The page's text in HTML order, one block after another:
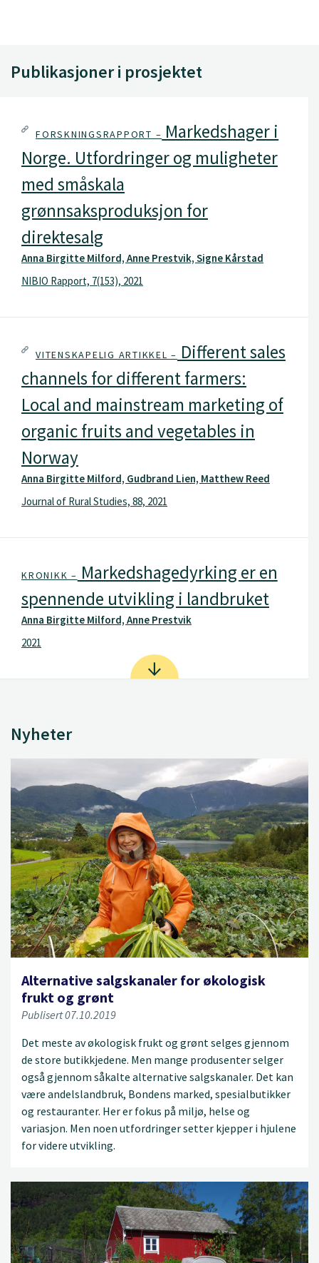
Publikasjoner i prosjektet
FORSKNINGSRAPPORT – Markedshager i
Norge. Utfordringer og muligheter
med småskala
grønnsaksproduksjon for
direktesalg
Anna Birgitte Milford, Anne Prestvik, Signe Kårstad
NIBIO Rapport, 7(153), 2021
VITENSKAPELIG ARTIKKEL – Different sales
channels for different farmers:
Local and mainstream marketing of
organic fruits and vegetables in
Norway
Anna Birgitte Milford, Gudbrand Lien, Matthew Reed
Journal of Rural Studies, 88, 2021
KRONIKK – Markedshagedyrking er en
spennende utvikling i landbruket
Anna Birgitte Milford, Anne Prestvik
2021
Nyheter
Alternative salgskanaler for økologisk
frukt og grønt
Publisert 07.10.2019
Det meste av økologisk frukt og grønt selges gjennom
de store butikkjedene. Men mange produsenter selger
også gjennom såkalte alternative salgskanaler. Det kan
være andelslandbruk, Bondens marked, spesialbutikker
og restauranter. Her er fokus på miljø, helse og
variasjon. Men noen utfordringer setter kjepper i hjulene
for videre utvikling.